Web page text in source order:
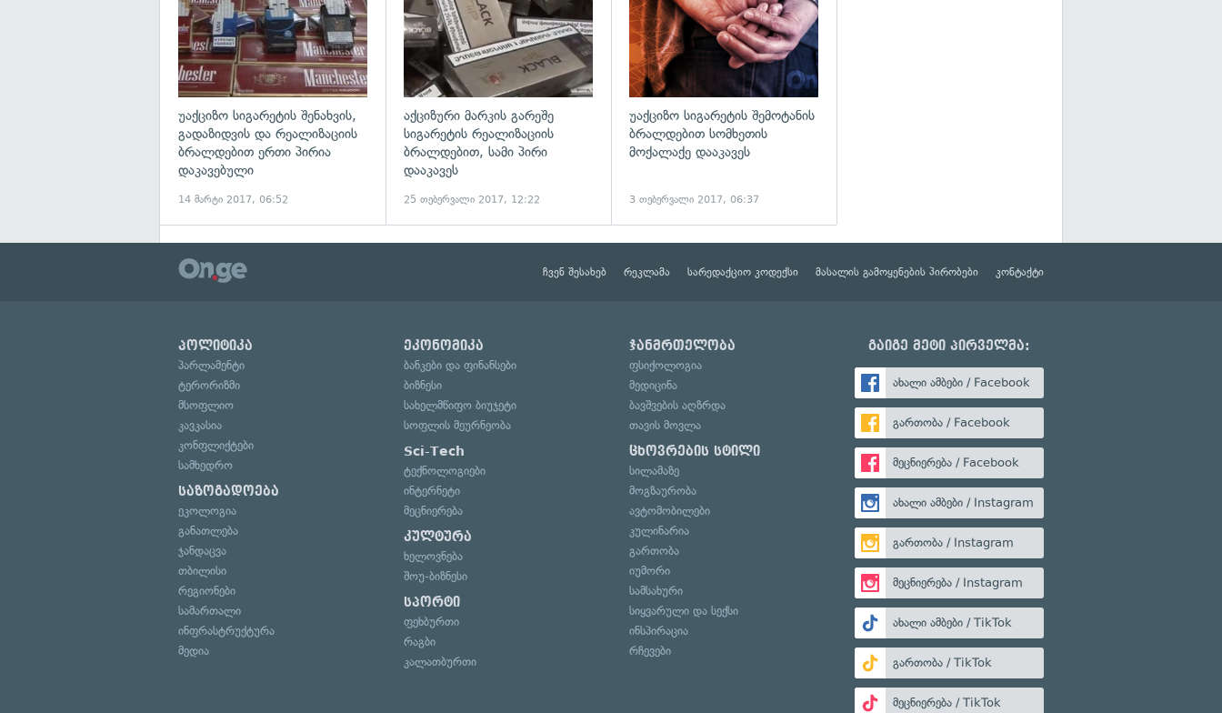
უაქციზო სიგარეტის შენახვის,
გადაზიდვის და რეალიზაციის
ბრალდებით ერთი პირია
დაკავებული
14 მარტი 2017, 06:52
აქციზური მარკის გარეშე
სიგარეტის რეალიზაციის
ბრალდებით, სამი პირი
დააკავეს
25 თებერვალი 2017, 12:22
უაქციზო სიგარეტის შემოტანის
ბრალდებით სომხეთის
მოქალაქე დააკავეს
3 თებერვალი 2017, 06:37
ჩვენ შესახებ რეკლამა სარედაქციო კოდექსი მასალის გამოყენების პირობები კონტაქტი
პოლიტიკა
პარლამენტი
ტერორიზმი
მსოფლიო
კავკასია
კონფლიქტები
სამხედრო
საზოგადოება
ეკოლოგია
განათლება
ჯანდაცვა
თბილისი
რეგიონები
სამართალი
ინფრასტრუქტურა
მედია
ეკონომიკა
ბანკები და ფინანსები
ბიზნესი
სახელმწიფო ბიუჯეტი
სოფლის მეურნეობა
Sci-Tech
ტექნოლოგიები
ინტერნეტი
მეცნიერება
კულტურა
ხელოვნება
შოუ-ბიზნესი
სპორტი
ფეხბურთი
რაგბი
კალათბურთი
ჯანმრთელობა
ფსიქოლოგია
მედიცინა
ბავშვების აღზრდა
თავის მოვლა
ცხოვრების სტილი
სილამაზე
მოგზაურობა
ავტომობილები
კულინარია
გართობა
იუმორი
სამსახური
სიყვარული და სექსი
ინსპირაცია
რჩევები
გაიგე მეტი პირველმა:
ახალი ამბები / Facebook
გართობა / Facebook
მეცნიერება / Facebook
ახალი ამბები / Instagram
გართობა / Instagram
მეცნიერება / Instagram
ახალი ამბები / TikTok
გართობა / TikTok
მეცნიერება / TikTok